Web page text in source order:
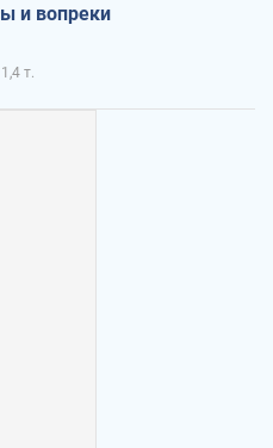
и вопреки
1,4 т.